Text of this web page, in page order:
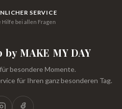
SERVICE
Hilfe bei allen Fragen
MAKE MY DAY
besondere Momente.
für Ihren ganz besonderen Tag.